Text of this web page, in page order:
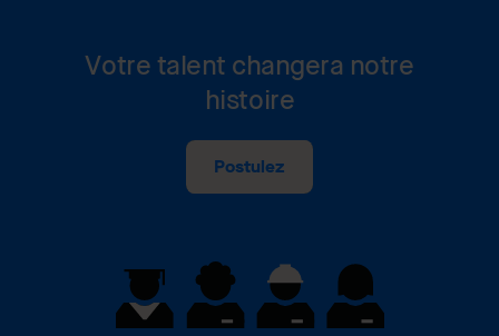
Votre talent changera notre
histoire
Postulez